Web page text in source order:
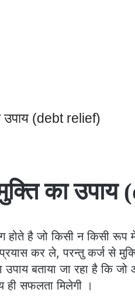
उपाय (debt relief)
का
होते है जो किसी न किसी रूप
कर ले, परन्तु कर्ज से
बताया जा रहा है कि
ही सफलता मिलेगी ।